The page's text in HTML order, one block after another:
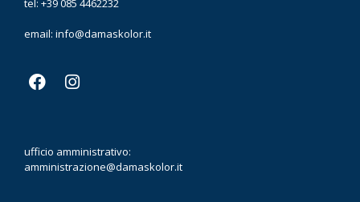
tel: +39 085 4462232
email: info@damaskolor.it
ufficio amministrativo:
amministrazione@damaskolor.it